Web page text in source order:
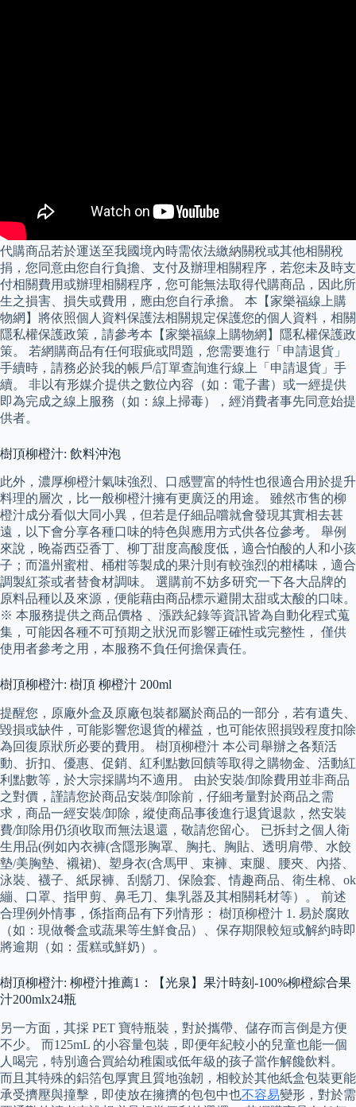
代購商品若於運送至我國境內時需依法繳納關稅或其他相關稅
捐，您同意由您自行負擔、支付及辦理相關程序，若您未及時支
付相關費用或辦理相關程序，您可能無法取得代購商品，因此所
生之損害、損失或費用，應由您自行承擔。 本【家樂福線上購
物網】將依照個人資料保護法相關規定保護您的個人資料，相關
隱私權保護政策，請參考本【家樂福線上購物網】隱私權保護政
策。 若網購商品有任何瑕疵或問題，您需要進行「申請退貨」
手續時，請務必於我的帳戶/訂單查詢進行線上「申請退貨」手
續。 非以有形媒介提供之數位內容（如：電子書）或一經提供
即為完成之線上服務（如：線上掃毒），經消費者事先同意始提
供者。
樹頂柳橙汁: 飲料沖泡
此外，濃厚柳橙汁氣味強烈、口感豐富的特性也很適合用於提升
料理的層次，比一般柳橙汁擁有更廣泛的用途。 雖然市售的柳
橙汁成分看似大同小異，但若是仔細品嚐就會發現其實相去甚
遠，以下會分享各種口味的特色與應用方式供各位參考。 舉例
來說，晚崙西亞香丁、柳丁甜度高酸度低，適合怕酸的人和小孩
子；而溫州蜜柑、桶柑等製成的果汁則有較強烈的柑橘味，適合
調製紅茶或者替食材調味。 選購前不妨多研究一下各大品牌的
原料品種以及來源，便能藉由商品標示避開太甜或太酸的口味。
※ 本服務提供之商品價格 、漲跌紀錄等資訊皆為自動化程式蒐
集，可能因各種不可預期之狀況而影響正確性或完整性， 僅供
使用者參考之用，本服務不負任何擔保責任。
樹頂柳橙汁: 樹頂 柳橙汁 200ml
提醒您，原廠外盒及原廠包裝都屬於商品的一部分，若有遺失、
毀損或缺件，可能影響您退貨的權益，也可能依照損毀程度扣除
為回復原狀所必要的費用。 樹頂柳橙汁 本公司舉辦之各類活
動、折扣、優惠、促銷、紅利點數回饋等取得之購物金、活動紅
利點數等，於大宗採購均不適用。 由於安裝/卸除費用並非商品
之對價，謹請您於商品安裝/卸除前，仔細考量對於商品之需
求，商品一經安裝/卸除，縱使商品事後進行退貨退款，然安裝
費/卸除用仍須收取而無法退還，敬請您留心。 已拆封之個人衛
生用品(例如內衣褲(含隱形胸罩、胸扥、胸貼、透明肩帶、水餃
墊/美胸墊、襯裙)、塑身衣(含馬甲、束褲、束腿、腰夾、內搭、
泳裝、襪子、紙尿褲、刮鬍刀、保險套、情趣商品、衛生棉、ok
繃、口罩、指甲剪、鼻毛刀、集乳器及其相關耗材等）。 前述
合理例外情事，係指商品有下列情形： 樹頂柳橙汁 1. 易於腐敗
（如：現做餐盒或蔬果等生鮮食品）、保存期限較短或解約時即
將逾期（如：蛋糕或鮮奶）。
樹頂柳橙汁: 柳橙汁推薦1：【光泉】果汁時刻-100%柳橙綜合果
汁200mlx24瓶
另一方面，其採 PET 寶特瓶裝，對於攜帶、儲存而言倒是方便
不少。 而125mL 的小容量包裝，即便年紀較小的兒童也能一個
人喝完，特別適合買給幼稚園或低年級的孩子當作解饞飲料。
而且其特殊的鋁箔包厚實且質地強韌，相較於其他紙盒包裝更能
承受擠壓與撞擊，即使放在擁擠的包包中也不容易變形，對於需